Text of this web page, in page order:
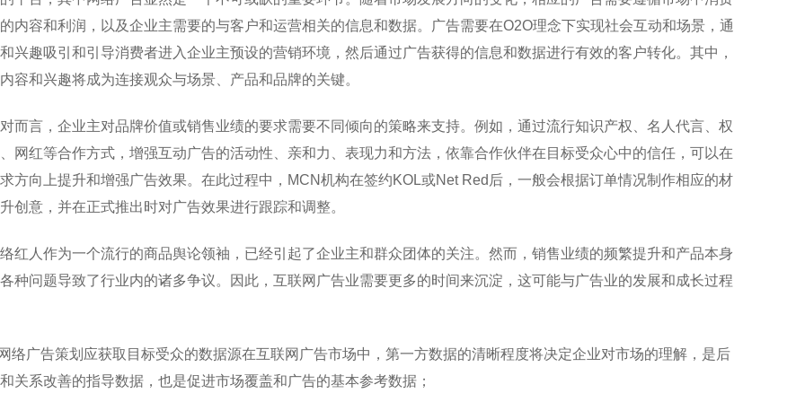
内容和利润，以及企业主需要的与客户和运营相关的信息和数据。广告需要在O2O理念下实现社会互动和场景，通
兴趣吸引和引导消费者进入企业主预设的营销环境，然后通过广告获得的信息和数据进行有效的客户转化。其中，
容和兴趣将成为连接观众与场景、产品和品牌的关键。
而言，企业主对品牌价值或销售业绩的要求需要不同倾向的策略来支持。例如，通过流行知识产权、名人代言、权
网红等合作方式，增强互动广告的活动性、亲和力、表现力和方法，依靠合作伙伴在目标受众心中的信任，可以在
方向上提升和增强广告效果。在此过程中，MCN机构在签约KOL或Net Red后，一般会根据订单情况制作相应的材
创意，并在正式推出时对广告效果进行跟踪和调整。
红人作为一个流行的商品舆论领袖，已经引起了企业主和群众团体的关注。然而，销售业绩的频繁提升和产品本身
种问题导致了行业内的诸多争议。因此，互联网广告业需要更多的时间来沉淀，这可能与广告业的发展和成长过程
络广告策划应获取目标受众的数据源在互联网广告市场中，第一方数据的清晰程度将决定企业对市场的理解，是后
关系改善的指导数据，也是促进市场覆盖和广告的基本参考数据；